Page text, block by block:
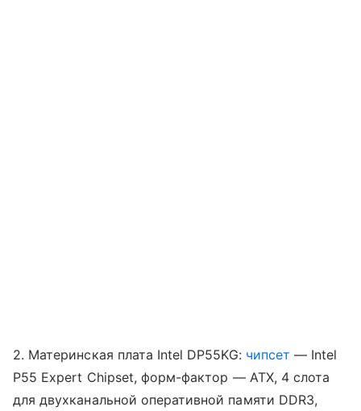
2. Материнская плата Intel DP55KG: чипсет — Intel
P55 Expert Chipset, форм-фактор — ATX, 4 слота
для двухканальной оперативной памяти DDR3,